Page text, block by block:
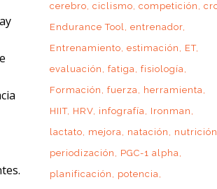
cerebro ciclismo competición
Endurance Tool entrenador
Entrenamiento estimación
ET
evaluación
fatiga fisiología
Formación
fuerza
herramienta
HIIT HRV infografía
Ironman
lactato
mejora natación
nutrición
periodización
PGC-1 alpha
planificación
potencia